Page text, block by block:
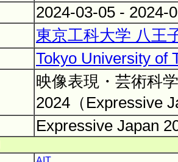
2024-03-05 - 2024-
東京工科大学 八王
Tokyo University of
映像表現・芸術科
2024（Expressive
Expressive Japan